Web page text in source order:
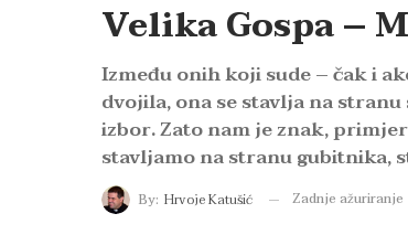
Velika Gospa –
Između onih koji sude – čak i
dvojila, ona se stavlja na
izbor. Zato nam je znak,
stavljamo na stranu gubitnika,
By: Hrvoje Katušić Zadnje ažuriranje